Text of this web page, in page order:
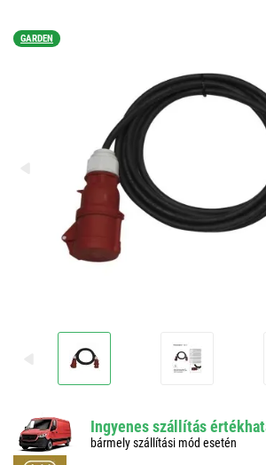
GARDEN
Ingyenes szállítás
bármely szállítási mód esetén